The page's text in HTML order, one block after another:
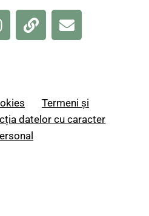
Termeni și
datelor cu caracter